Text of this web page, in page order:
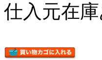
仕入元在庫